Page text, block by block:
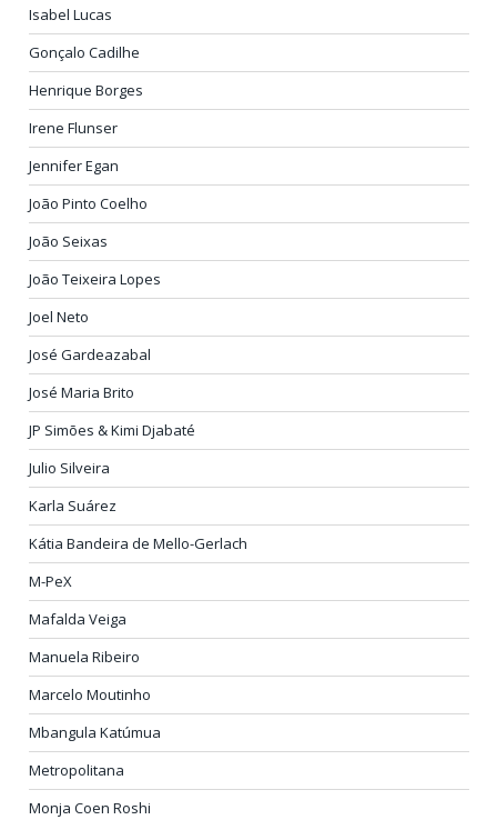
Isabel Lucas
Gonçalo Cadilhe
Henrique Borges
Irene Flunser
Jennifer Egan
João Pinto Coelho
João Seixas
João Teixeira Lopes
Joel Neto
José Gardeazabal
José Maria Brito
JP Simões & Kimi Djabaté
Julio Silveira
Karla Suárez
Kátia Bandeira de Mello-Gerlach
M-PeX
Mafalda Veiga
Manuela Ribeiro
Marcelo Moutinho
Mbangula Katúmua
Metropolitana
Monja Coen Roshi